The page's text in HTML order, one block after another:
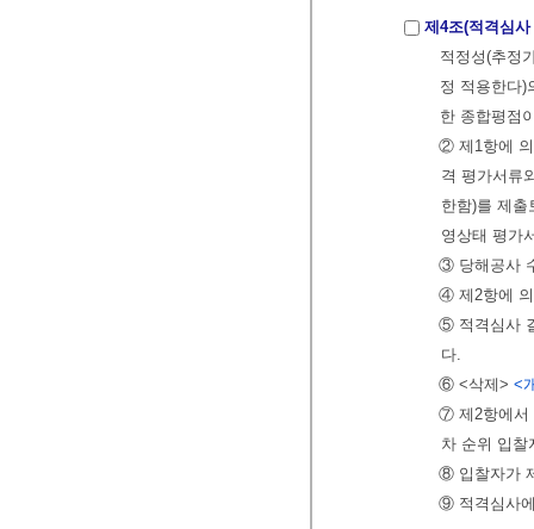
제4조(적격심
적정성(추정
정 적용한다)
한 종합평점
② 제1항에 의
격 평가서류
한함)를 제
영상태 평가
③ 당해공사
④ 제2항에 의
⑤ 적격심사
다.
⑥ <삭제> <
⑦ 제2항에서
차 순위 입
⑧ 입찰자가
⑨ 적격심사